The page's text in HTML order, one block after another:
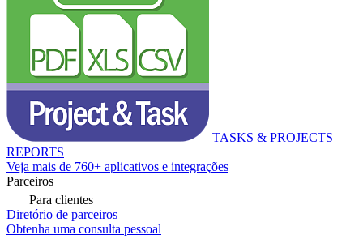
TASKS & PROJECTS
REPORTS
Veja mais de 760+ aplicativos e integrações
Parceiros
Para clientes
Diretório de parceiros
Obtenha uma consulta pessoal